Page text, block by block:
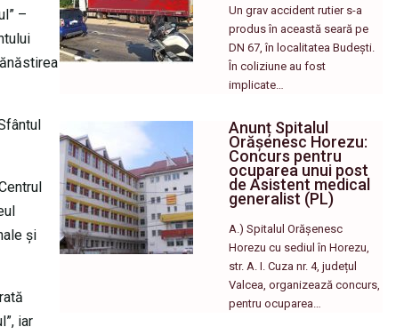
–
și
iar
Un grav accident rutier s-a
produs în această seară pe
DN 67, în localitatea Budești.
În coliziune au fost
implicate…
Anunț Spitalul
Orășenesc Horezu:
Concurs pentru
ocuparea unui post
de Asistent medical
generalist (PL)
A.) Spitalul Orășenesc
Horezu cu sediul în Horezu,
str. A. I. Cuza nr. 4, județul
Valcea, organizează concurs,
pentru ocuparea…